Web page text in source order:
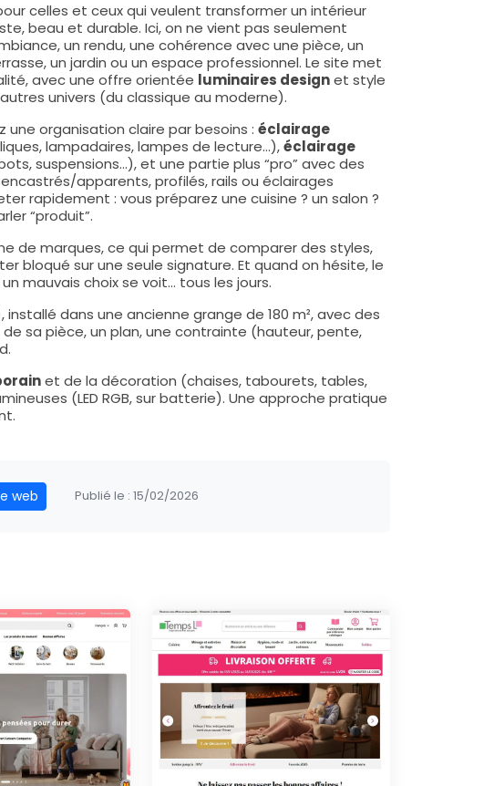
celles et ceux qui veulent transformer un intérieur
beau et durable. Ici, on ne vient pas seulement
un rendu, une cohérence avec une pièce, un
un jardin ou un espace professionnel. Le site met
avec une offre orientée luminaires designet style
univers (du classique au moderne).
une organisation claire par besoins : éclairage
lampadaires, lampes de lecture…),éclairage
suspensions…), et une partie plus “pro” avec des
apparents, profilés, rails ou éclairages
rapidement : vous préparez une cuisine ? un salon ?
“produit”.
de marques, ce qui permet de comparer des styles,
bloqué sur une seule signature. Et quand on hésite, le
mauvais choix se voit… tous les jours.
installé dans une ancienne grange de 180 m², avec des
sa pièce, un plan, une contrainte (hauteur, pente,
et de la décoration (chaises, tabourets, tables,
(LED RGB, sur batterie). Une approche pratique
web Publié le : 15/02/2026